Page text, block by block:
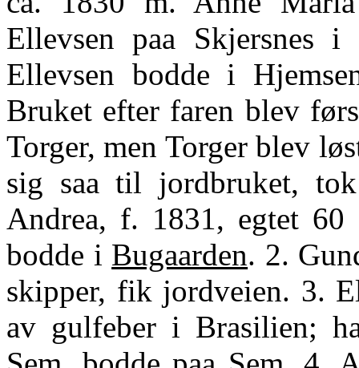
Ellevsen paa Skjersnes
Ellevsen bodde i
Bruket efter faren blev
Torger, men Torger blev
sig saa til jordbruket,
Andrea, f. 1831, egtet
bodde i Bugaarden. 2.
skipper, fik jordveien. 3.
av gulfeber i Brasilien;